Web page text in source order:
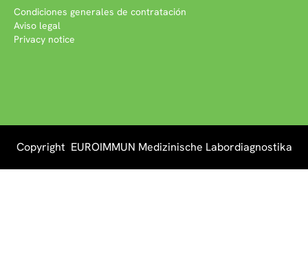
Condiciones generales de contratación
Aviso legal
Privacy notice
Copyright EUROIMMUN Medizinische Labordiagnostika